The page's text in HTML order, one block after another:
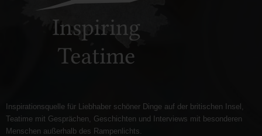
Inspirationsquelle für Liebhaber schöner Dinge auf der britischen Insel,
Teatime mit Gesprächen, Geschichten und Interviews mit besonderen
Menschen außerhalb des Rampenlichts.